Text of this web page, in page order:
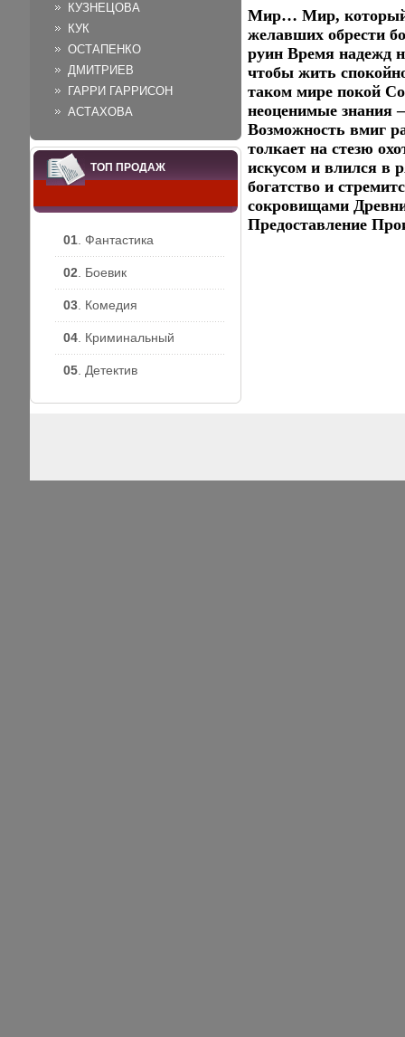
КУЗНЕЦОВА
КУК
ОСТАПЕНКО
ДМИТРИЕВ
ГАРРИ ГАРРИСОН
АСТАХОВА
ТОП ПРОДАЖ
01 . Фантастика
02 . Боевик
03 . Комедия
04 . Криминальный
05 . Детектив
Мир… Мир, который
желавших обрести
руин Время надежд
чтобы жить
таком мире покой
неоценимые знания
Возможность вмиг
толкает на стезю
искусом и влился в
богатство и
сокровищами
Предоставление